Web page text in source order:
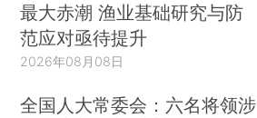
最大赤潮 渔业基础研究与防
范应对亟待提升
2026年08月08日
全国人大常委会：六名将领涉